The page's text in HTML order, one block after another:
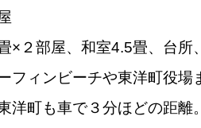
部屋、和室4.5畳、台所
ビーチや東洋町役場ま
で３分ほどの距離。